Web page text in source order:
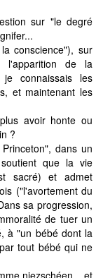
sur "le degré
conscience"), sur
de la
connaissais les
et maintenant les
avoir honte ou
?
dans un
que la vie
sacré) et admet
("l'avortement du
sa progression,
de tuer un
à "un bébé dont la
tout bébé qui ne